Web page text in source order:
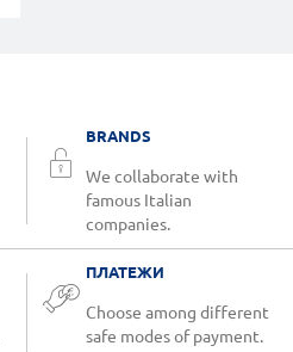
BRANDS
We collaborate with
famous Italian
companies.
ПЛАТЕЖИ
Choose among different
safe modes of payment.